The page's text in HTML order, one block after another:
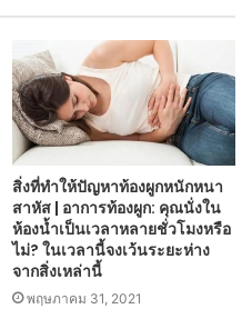
สิ่งที่ทำให้ปัญหาท้องผูกหนักหนา
สาหัส | อาการท้องผูก: คุณนั่งใน
ห้องน้ำเป็นเวลาหลายชั่วโมงหรือ
ไม่? ในเวลานี้จงเว้นระยะห่าง
จากสิ่งเหล่านี้
พฤษภาคม 31, 2021